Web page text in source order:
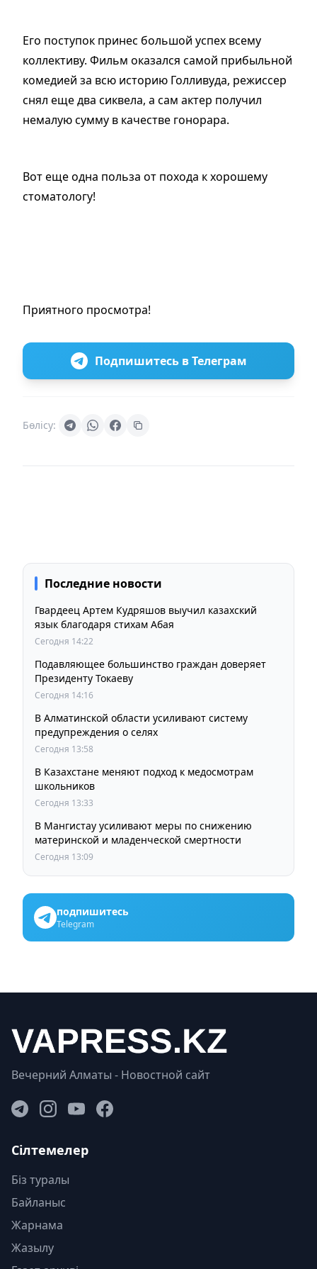
Его поступок принес большой успех всему
коллективу. Фильм оказался самой прибыльной
комедией за всю историю Голливуда, режиссер
снял еще два сиквела, а сам актер получил
немалую сумму в качестве гонорара.
Вот еще одна польза от похода к хорошему
стоматологу!
Приятного просмотра!
Подпишитесь в Телеграм
Бөлісу:
Последние новости
Гвардеец Артем Кудряшов выучил казахский
язык благодаря стихам Абая
Сегодня 14:22
Подавляющее большинство граждан доверяет
Президенту Токаеву
Сегодня 14:16
В Алматинской области усиливают систему
предупреждения о селях
Сегодня 13:58
В Казахстане меняют подход к медосмотрам
школьников
Сегодня 13:33
В Мангистау усиливают меры по снижению
материнской и младенческой смертности
Сегодня 13:09
подпишитесь
Telegram
Вечерний Алматы - Новостной сайт
Сілтемелер
Біз туралы
Байланыс
Жарнама
Жазылу